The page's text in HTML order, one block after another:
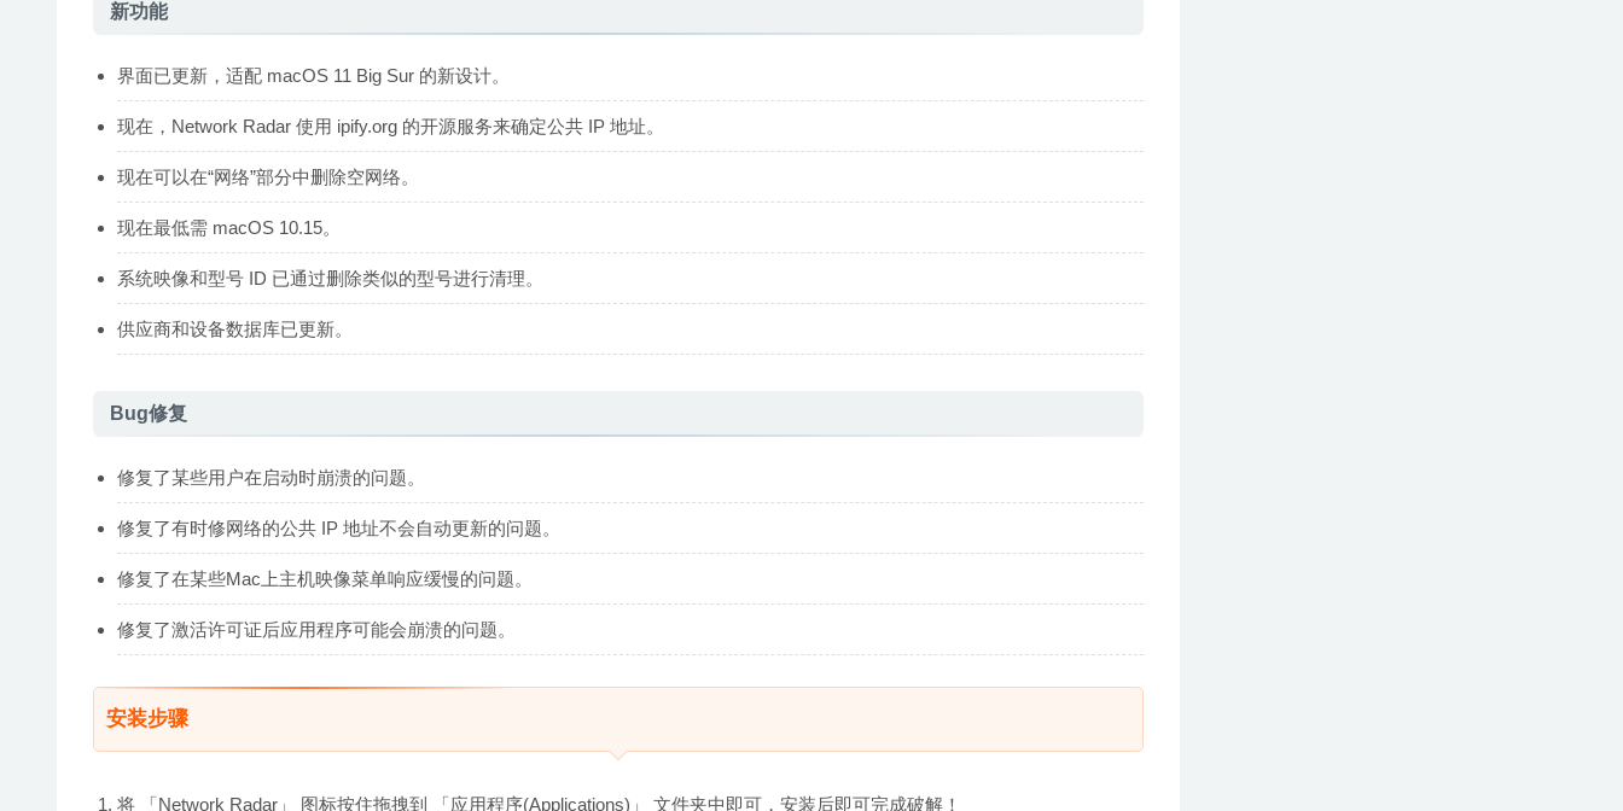
新功能
界面已更新，适配 macOS 11 Big Sur 的新设计。
现在，Network Radar 使用 ipify.org 的开源服务来确定公共 IP 地址。
现在可以在“网络”部分中删除空网络。
现在最低需 macOS 10.15。
系统映像和型号 ID 已通过删除类似的型号进行清理。
供应商和设备数据库已更新。
Bug修复
修复了某些用户在启动时崩溃的问题。
修复了有时修网络的公共 IP 地址不会自动更新的问题。
修复了在某些Mac上主机映像菜单响应缓慢的问题。
修复了激活许可证后应用程序可能会崩溃的问题。
安装步骤
将 「Network Radar」 图标按住拖拽到 「应用程序(Applications)」 文件夹中即可，安装后即可完成破解！